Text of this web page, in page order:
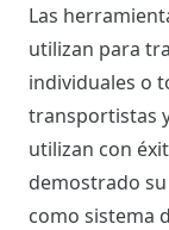
Las
utilizan para
individuales o
transportistas
utilizan con
demostrado
como sistema